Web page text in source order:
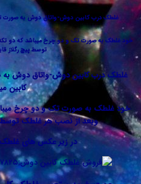
کابین دوش-واتاق دوش به صورت تکی و دو سوراخه
تک و دو چرخ میباشد که دو تکه توسط پیچ
توسط پیچ رگلاز قابل تنظیم است
کابین دوش-واتاق دوش به صورت تکی
کابین میباشد
به صورت تک و دو چرخ میباشد که دو
وبعد از نصب هر غلطک توسط پیچ رگلاز
در زیر عکس های غلطک قابل